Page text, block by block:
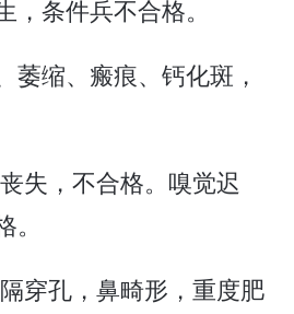
条件兵不合格。
萎缩、瘢痕、钙化斑，
失，不合格。嗅觉迟
穿孔，鼻畸形，重度肥